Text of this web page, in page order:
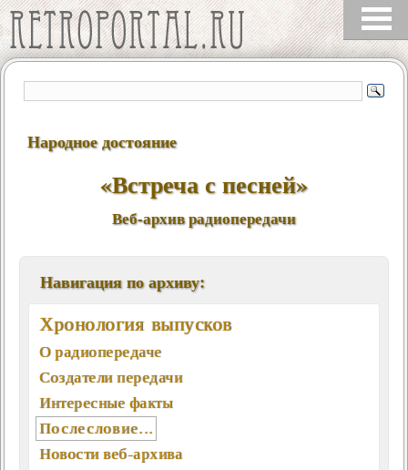
Народное достояние
«Встреча с песней»
Веб-архив радиопередачи
Навигация по архиву:
Хронология выпусков
О радиопередаче
Создатели передачи
Интересные факты
Послесловие...
Новости веб-архива